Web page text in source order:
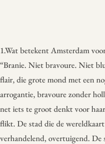
1.Wat betekent Amsterdam
“Branie. Niet bravoure. Niet
flair, die grote mond met een
arrogantie, bravoure zonder
net iets te groot denkt voor
flikt. De stad die de
verhandelend, overtuigend. De